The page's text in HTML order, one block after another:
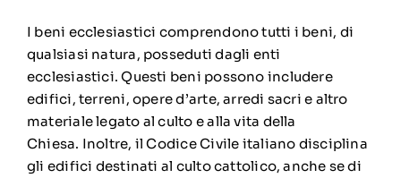
I beni ecclesiastici comprendono tutti i beni, di
qualsiasi natura, posseduti dagli enti
ecclesiastici.Questi beni possono includere
edifici, terreni, opere d’arte, arredi sacri e altro
materiale legato al culto e alla vita della
Chiesa. Inoltre, il Codice Civile italiano disciplina
gli edifici destinati al culto cattolico, anche se di